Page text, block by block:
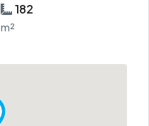
182
m²